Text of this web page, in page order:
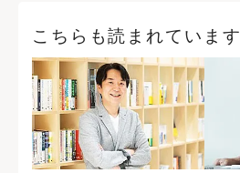
こちらも読まれています